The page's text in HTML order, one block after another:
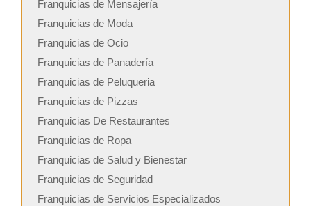
Franquicias de Mensajería
Franquicias de Moda
Franquicias de Ocio
Franquicias de Panadería
Franquicias de Peluqueria
Franquicias de Pizzas
Franquicias De Restaurantes
Franquicias de Ropa
Franquicias de Salud y Bienestar
Franquicias de Seguridad
Franquicias de Servicios Especializados